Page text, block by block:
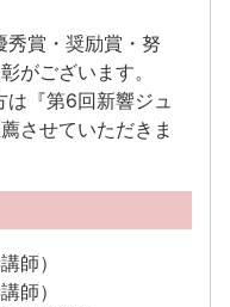
秀賞・奨励賞・努
がございます。
は『第6回新響ジュ
させていただきま
師）
師）